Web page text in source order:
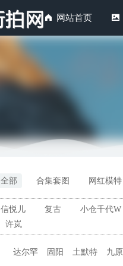
网站首页
全部 合集套图 网红模特
信悦儿 复古 小仓千代W
许岚
达尔罕 固阳 土默特 九原